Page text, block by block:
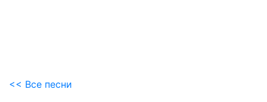
<< Все песни